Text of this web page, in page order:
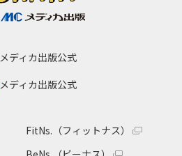
メディカ出版公式
メディカ出版公式
FitNs.（フィットナス）